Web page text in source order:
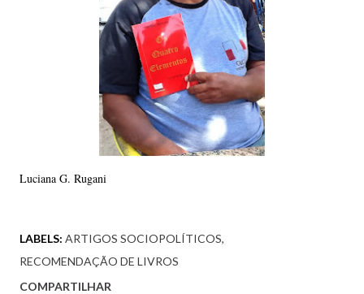
Luciana G. Rugani
LABELS: ARTIGOS SOCIOPOLÍTICOS
RECOMENDAÇÃO DE LIVROS
COMPARTILHAR